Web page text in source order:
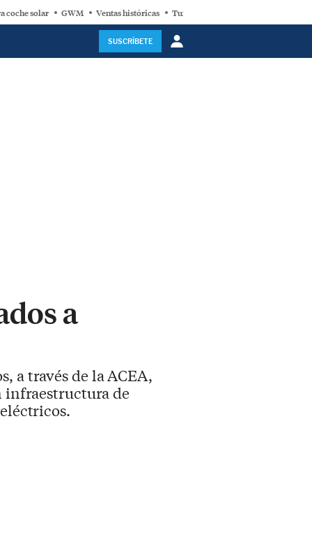
coche solar GWM Ventas históricas Turbina eólica
SUSCRÍBETE
a
a través de la ACEA,
infraestructura de